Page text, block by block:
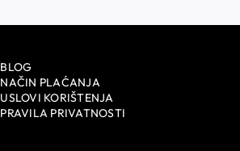
BLOG
NAČIN PLAĆANJA
USLOVI KORIŠTENJA
PRAVILA PRIVATNOSTI